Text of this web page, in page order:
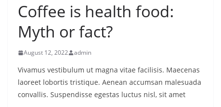
Coffee is health food:
Myth or fact?
August 12, 2022 admin
Vivamus vestibulum ut magna vitae facilisis. Maecenas
laoreet lobortis tristique. Aenean accumsan malesuada
convallis. Suspendisse egestas luctus nisl, sit amet